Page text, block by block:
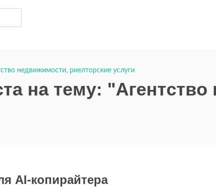
недвижимости, риелторские услуги
на тему:
AI-копирайтера